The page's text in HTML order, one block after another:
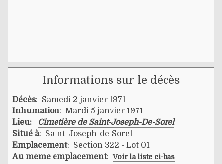
Informations sur le décès
Décès: Samedi 2 janvier 1971
Inhumation: Mardi 5 janvier 1971
Lieu:
Cimetière de Saint-Joseph-De-Sorel
Situé à: Saint-Joseph-de-Sorel
Emplacement: Section 322 - Lot 01
Au même emplacement: Voir la liste ci-bas